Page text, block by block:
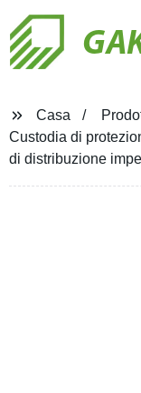
Casa
Custodia di
di distribuzione